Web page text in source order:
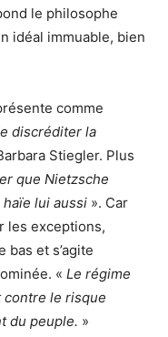
le philosophe
idéal immuable, bien
comme
discréditer la
Stiegler. Plus
que Nietzsche
haïe lui aussi ». Car
les exceptions,
et s’agite
« Le régime
contre le risque
du peuple. »